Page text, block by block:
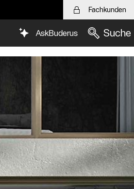
Fachkunden
AskBuderus Suche